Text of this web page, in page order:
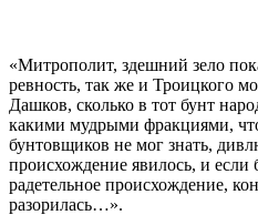
«Митрополит, здешний зело
ревность, так же и Троицкого
Дашков, сколько в тот бунт
какими мудрыми фракциями,
бунтовщиков не мог знать,
происхождение явилось, и если
радетельное происхождение,
разорилась…».